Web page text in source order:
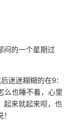
闷的一个星期过
迷迷糊糊的在9：
么也睡不着，心里
起来就起来呗，也